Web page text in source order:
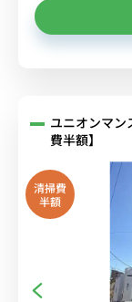
ユニオンマン
費半額】
清掃費
半額